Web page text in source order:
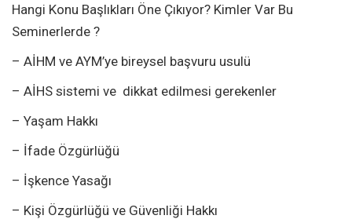
Hangi Konu Başlıkları Öne Çıkıyor? Kimler Var Bu
Seminerlerde ?
– AİHM ve AYM’ye bireysel başvuru usulü
– AİHS sistemi ve dikkat edilmesi gerekenler
– Yaşam Hakkı
– İfade Özgürlüğü
– İşkence Yasağı
– Kişi Özgürlüğü ve Güvenliği Hakkı